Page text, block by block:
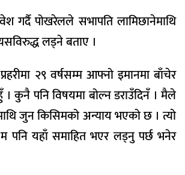
गर्दै पोखरेलले सभापति लामिछानेमाथि
लड्ने बताए ।
२९ वर्षसम्म आफ्नो इमानमा बाँचेर
। कुनै पनि विषयमा बोल्न डराउँदिनँ । मैले
जुन किसिमको अन्याय भएको छ । त्यो
पनि यहाँ समाहित भएर लड्नु पर्छ भनेर